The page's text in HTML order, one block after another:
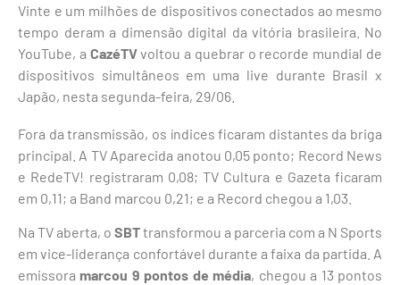
Vinte e um milhões de dispositivos conectados ao mesmo
tempo deram a dimensão digital da vitória brasileira. No
YouTube, a CazéTVvoltou a quebrar o recorde mundial de
dispositivos simultâneos em uma live durante Brasil x
Japão, nesta segunda-feira, 29/06.
Fora da transmissão, os índices ficaram distantes da briga
principal. A TV Aparecida anotou 0,05 ponto; Record News
e RedeTV! registraram 0,08; TV Cultura e Gazeta ficaram
em 0,11; a Band marcou 0,21; e a Record chegou a 1,03.
Na TV aberta, o SBTtransformou a parceria com a N Sports
em vice-liderança confortável durante a faixa da partida. A
emissora marcou 9 pontos de média, chegou a 13 pontos